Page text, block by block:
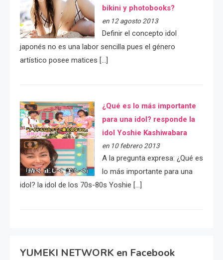
bikini y photobooks?
en 12 agosto 2013
Definir el concepto idol
japonés no es una labor sencilla pues el género
artístico posee matices […]
¿Qué es lo más importante
para una idol? responde la
idol Yoshie Kashiwabara
en 10 febrero 2013
A la pregunta expresa: ¿Qué es
lo más importante para una
idol? la idol de los 70s-80s Yoshie […]
YUMEKI NETWORK en Facebook